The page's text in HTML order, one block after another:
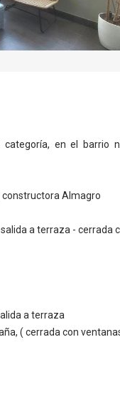
categoría, en el barrio
constructora Almagro
a terraza - cerrada
a terraza
( cerrada con